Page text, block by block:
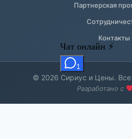
Партнерская
Контакты
© 2026 Сириус и Цены.
Разработано с